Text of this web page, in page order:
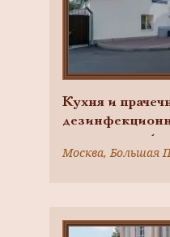
Кухня и
артезианский
водонапорная